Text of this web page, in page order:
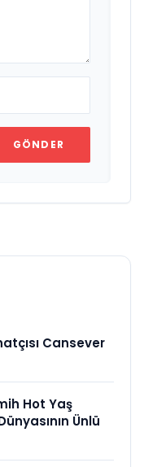
GÖNDER
Cansever
Hot Yaş
Ünlü